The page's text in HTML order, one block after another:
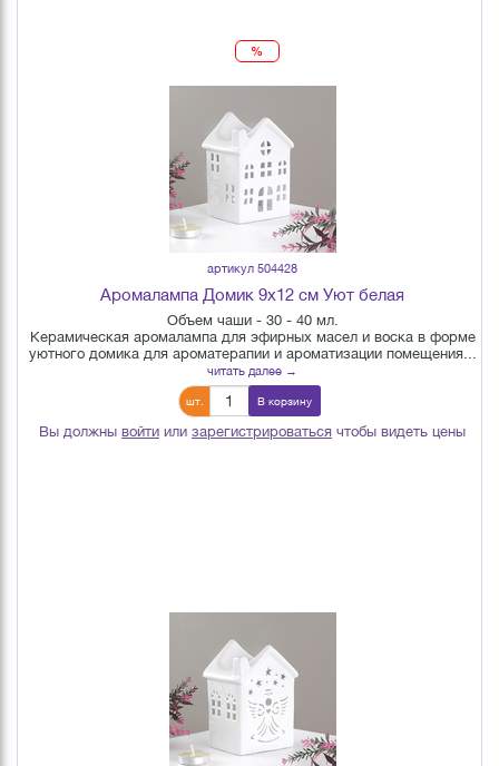
%
артикул 504428
Аромалампа Домик 9х12 см Уют белая
Объем чаши - 30 - 40 мл.
Керамическая аромалампа для эфирных масел и воска в форме
уютного домика для ароматерапии и ароматизации помещения...
читать далее →
шт. В корзину
Вы должны войти или зарегистрироваться чтобы видеть цены